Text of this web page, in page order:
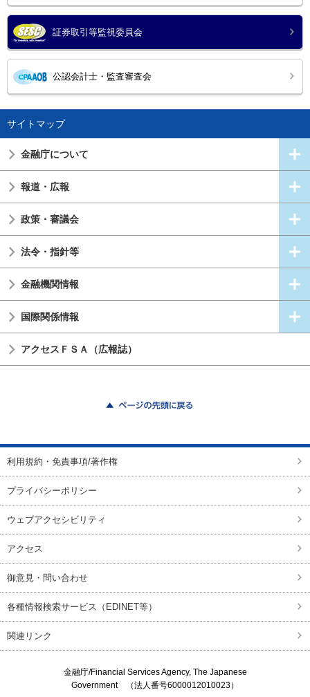
証券取引等監視委員会
公認会計士・監査審査会
サイトマップ
金融庁について
報道・広報
政策・審議会
法令・指針等
金融機関情報
国際関係情報
アクセスＦＳＡ（広報誌）
利用規約・免責事項/著作権
プライバシーポリシー
ウェブアクセシビリティ
アクセス
御意見・問い合わせ
各種情報検索サービス（EDINET等）
関連リンク
金融庁/Financial Services Agency, The Japanese
Government（法人番号6000012010023）